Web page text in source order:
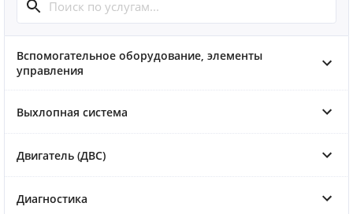
Вспомогательное оборудование, элементы
управления
Выхлопная система
Двигатель (ДВС)
Диагностика